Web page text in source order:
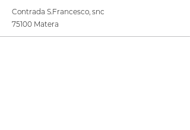
Contrada S.Francesco, snc
75100 Matera